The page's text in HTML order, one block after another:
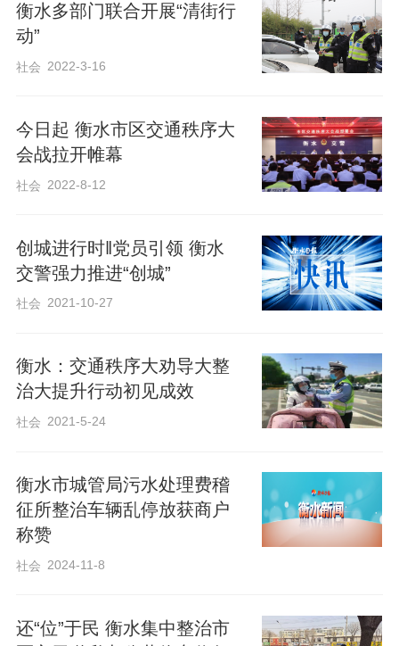
道，重点覆盖校园、商场、医院、公交站
点等非机动车乱停放高发区域，开展全方
持“教育引导为先、规范管理为辅”，一方面
耐心向市民宣讲文明停放相关规定，现场
示范正确停放方式，引导市民自觉按位、
共停车位、堵塞便道出入口、影响行人通
行的乱停车辆，及时开展协助摆放、规范
整理工作，全力打造“停车入位、摆放整
针对沿街电动车销售门店店外经营问题，
执法人员精准发力、靶向管理，通过主动
读《衡水市城市市容和环境卫生管理条
例》相关规定，明确禁止擅自占用公共空
间开展非机动车店外摆放、销售等活动。
对门店店外宣传、临时摆放等活动实行精
门店严格按照许可范围、规定时限规范开
衡水多部门联合开展“清街行
动”
社会 2022-3-16
今日起 衡水市区交通秩序大
会战拉开帷幕
社会 2022-8-12
创城进行时‖党员引领 衡水
交警强力推进“创城”
社会 2021-10-27
衡水：交通秩序大劝导大整
治大提升行动初见成效
社会 2021-5-24
衡水市城管局污水处理费稽
征所整治车辆乱停放获商户
称赞
社会 2024-11-8
还“位”于民 衡水集中整治市